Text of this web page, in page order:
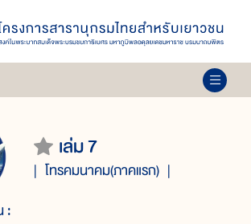
เล่ม 7
โทรคมนาคม(ภาคแรก)
: